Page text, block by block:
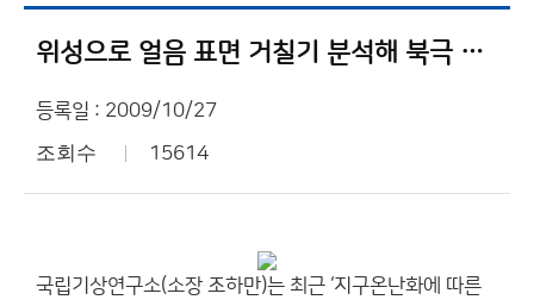
위성으로 얼음 표면 거칠기 분석해 북극 해빙면적 파악
등록일 : 2009/10/27
조회수 15614
국립기상연구소(소장 조하만)는 최근 ‘지구온난화에 따른